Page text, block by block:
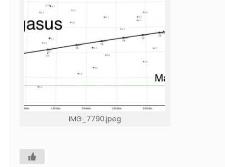
IMG_7790.jpeg